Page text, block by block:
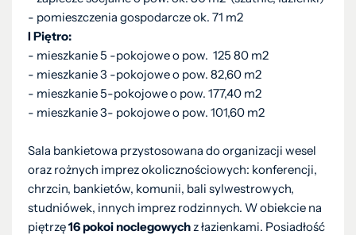
- pomieszczenia gospodarcze ok. 71 m2
I Piętro:
- mieszkanie 5 -pokojowe o pow. 125 80 m2
- mieszkanie 3 -pokojowe o pow. 82,60 m2
- mieszkanie 5-pokojowe o pow. 177,40 m2
- mieszkanie 3- pokojowe o pow. 101,60 m2
Sala bankietowa przystosowana do organizacji wesel
oraz rożnych imprez okolicznościowych: konferencji,
chrzcin, bankietów, komunii, bali sylwestrowych,
studniówek, innych imprez rodzinnych. W obiekcie na
piętrzę16 pokoi noclegowychz łazienkami. Posiadłość